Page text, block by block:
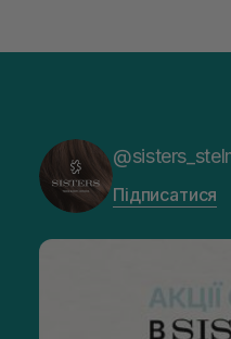
Підписатися